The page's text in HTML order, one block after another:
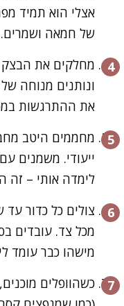
אצלי הוא תמיד
של חמאה ושמרים.
את ההתרגשות
מחממים היטב
ייעודי. משמנים
לימדה אותי – זה
מכל צד. עובדים
מישהו כבר עומד
כשהוופלים